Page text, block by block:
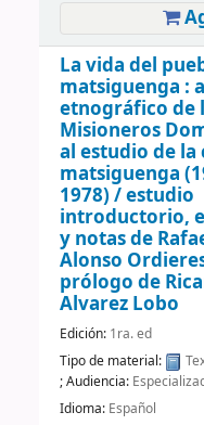
La vida del
matsiguenga :
etnográfico de
Misioneros
al estudio de
matsiguenga
1978) /estudio
introductorio,
y notas de
Alonso
prólogo de
Alvarez Lobo
Edición: 1ra. ed
Tipo de material:
; Audiencia:
Idioma: Español